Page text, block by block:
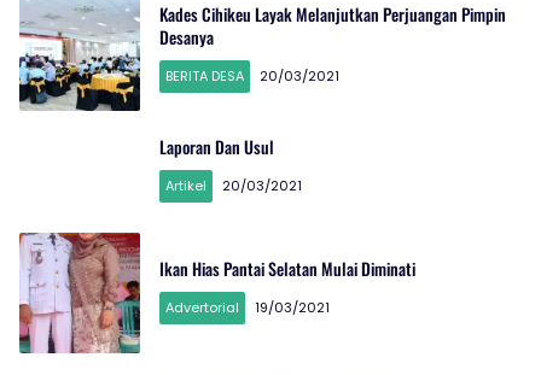
Kades Cihikeu Layak Melanjutkan Perjuangan Pimpin
Desanya
BERITA DESA 20/03/2021
Laporan Dan Usul
Artikel 20/03/2021
Ikan Hias Pantai Selatan Mulai Diminati
Advertorial 19/03/2021